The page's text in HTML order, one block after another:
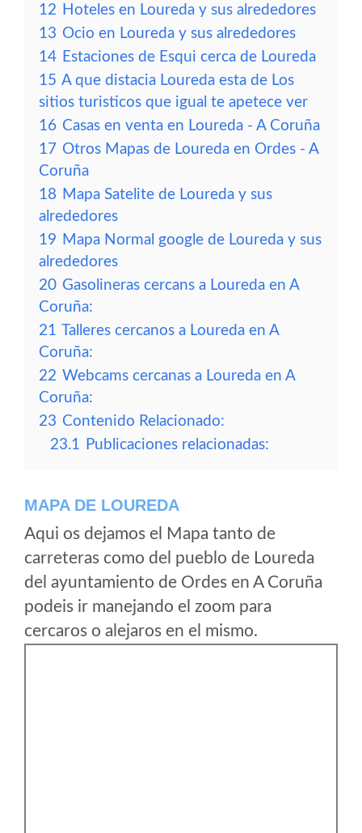
12 Hoteles en Loureda y sus alrededores
13 Ocio en Loureda y sus alrededores
14 Estaciones de Esqui cerca de Loureda
15 A que distacia Loureda esta de Los
sitios turisticos que igual te apetece ver
16 Casas en venta en Loureda - A Coruña
17 Otros Mapas de Loureda en Ordes - A
Coruña
18 Mapa Satelite de Loureda y sus
alrededores
19 Mapa Normal google de Loureda y sus
alrededores
20 Gasolineras cercans a Loureda en A
Coruña:
21 Talleres cercanos a Loureda en A
Coruña:
22 Webcams cercanas a Loureda en A
Coruña:
23 Contenido Relacionado:
23.1 Publicaciones relacionadas:
MAPA DE LOUREDA
Aqui os dejamos el Mapa tanto de
carreteras como del pueblo de Loureda
del ayuntamiento de Ordes en A Coruña
podeis ir manejando el zoom para
cercaros o alejaros en el mismo.